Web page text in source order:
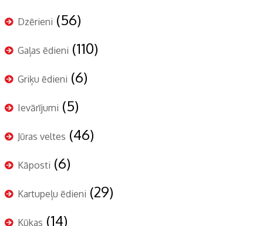
Dzērieni (56)
Gaļas ēdieni (110)
Griķu ēdieni (6)
Ievārījumi (5)
Jūras veltes (46)
Kāposti (6)
Kartupeļu ēdieni (29)
Kūkas (14)